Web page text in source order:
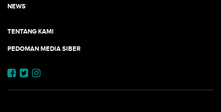
NEWS
TENTANG KAMI
PEDOMAN MEDIA SIBER